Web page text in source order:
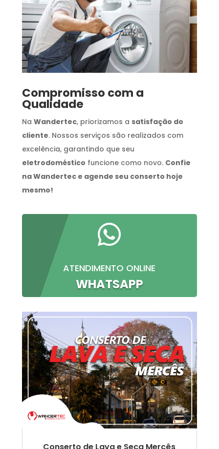
Compromisso com a
Qualidade
Na Wandertec, priorizamos a satisfação do
cliente. Nossos serviços são realizados com
excelência, garantindo que seu
eletrodoméstico funcione como novo. Confie
na Wandertec e agende seu conserto hoje
mesmo!

ATENDIMENTO ONLINE
WHATSAPP
Conserto de Lava e Seca Mercês